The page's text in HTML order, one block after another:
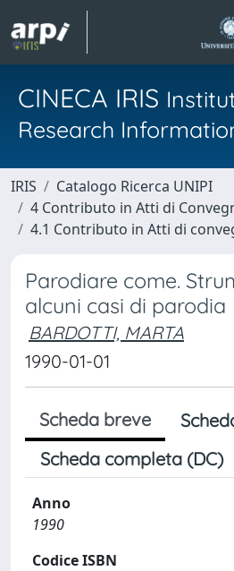
CINECA IRIS
Research
IRIS
Catalogo Ricerca UNIPI
4 Contributo in Atti di
4.1 Contributo in Atti di
Parodiare come.
alcuni casi di parodia
BARDOTTI, MARTA
1990-01-01
Scheda breve
Scheda completa (DC)
Anno
1990
Codice ISBN